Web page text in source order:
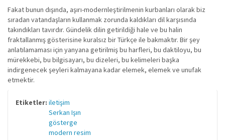
Fakat bunun dışında, aşırı-modernleştirilmenin kurbanları olarak biz
sıradan vatandaşların kullanmak zorunda kaldıkları dil karşısında
takındıkları tavırdır. Gündelik dilin getirildiği hale ve bu halin
fraktallanmış gösterisine kuralsız bir Türkçe ile bakmaktır. Bir şey
anlatılamaması için yanyana getirilmiş bu harfleri, bu daktiloyu, bu
mürekkebi, bu bilgisayarı, bu dizeleri, bu kelimeleri başka
indirgenecek şeyleri kalmayana kadar elemek, elemek ve unufak
etmektir.
Etiketler: iletişim
Serkan Işın
gösterge
modern resim